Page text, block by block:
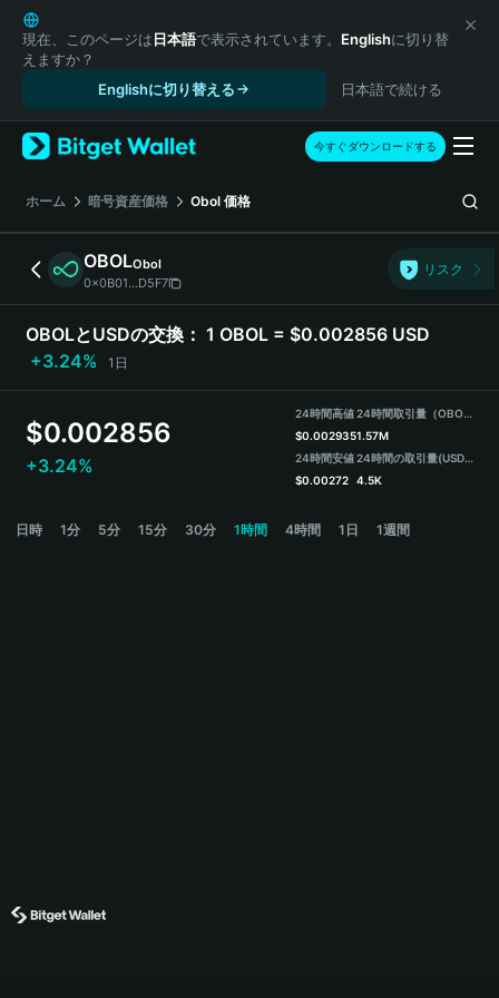
English
日本語
Tiếng Việt
Español (Latinoamérica)
Türkçe
Français
Deutsch
简体中文
繁體中文
Português (Portugal)
Bahasa Indonesia
ภาษาไทย
हिन्दी
Español
Português (Brasil)
現在、このページは日本語で表示されています。 Englishに切り替
えますか？
Englishに切り替える
日本語で続ける
今すぐダウンロードする
ホーム 暗号資産価格 Obol 価格
OBOLObol
0x0B01...D5F7
リスク
OBOLとUSDの交換： 1 OBOL = $0.002856 USD
+3.24%
1日
$0.002856
+3.24%
24時間高値
$0.002935
24時間安値
$0.00272
24時間取引量（OBOL）
1.57M
24時間の取引量(USDT)
4.5K
日時 1分 5分 15分 30分 1時間 4時間 1日 1週間